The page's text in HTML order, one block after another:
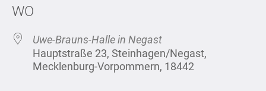
WO
Uwe-Brauns-Halle in Negast
Hauptstraße 23, Steinhagen/Negast,
Mecklenburg-Vorpommern, 18442